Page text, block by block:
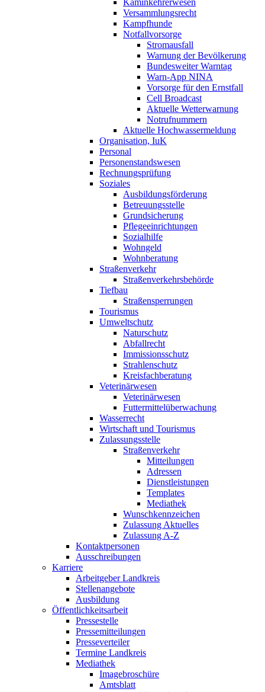
Kaminkehrerwesen
Versammlungsrecht
Kampfhunde
Notfallvorsorge
Stromausfall
Warnung der Bevölkerung
Bundesweiter Warntag
Warn-App NINA
Vorsorge für den Ernstfall
Cell Broadcast
Aktuelle Wetterwarnung
Notrufnummern
Aktuelle Hochwassermeldung
Organisation, IuK
Personal
Personenstandswesen
Rechnungsprüfung
Soziales
Ausbildungsförderung
Betreuungsstelle
Grundsicherung
Pflegeeinrichtungen
Sozialhilfe
Wohngeld
Wohnberatung
Straßenverkehr
Straßenverkehrsbehörde
Tiefbau
Straßensperrungen
Tourismus
Umweltschutz
Naturschutz
Abfallrecht
Immissionsschutz
Strahlenschutz
Kreisfachberatung
Veterinärwesen
Veterinärwesen
Futtermittelüberwachung
Wasserrecht
Wirtschaft und Tourismus
Zulassungsstelle
Straßenverkehr
Mitteilungen
Adressen
Dienstleistungen
Templates
Mediathek
Wunschkennzeichen
Zulassung Aktuelles
Zulassung A-Z
Kontaktpersonen
Ausschreibungen
Karriere
Arbeitgeber Landkreis
Stellenangebote
Ausbildung
Öffentlichkeitsarbeit
Pressestelle
Pressemitteilungen
Presseverteiler
Termine Landkreis
Mediathek
Imagebroschüre
Amtsblatt